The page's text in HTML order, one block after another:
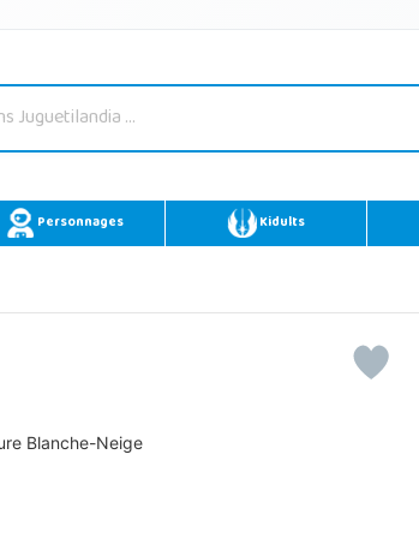
Personnages Kidults